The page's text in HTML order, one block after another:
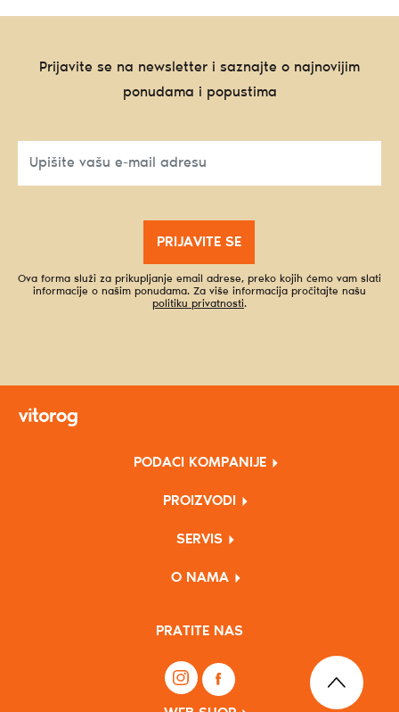
Prijavite se na newsletter i saznajte o najnovijim
ponudama i popustima
PRIJAVITE SE
Ova forma služi za prikupljanje email adrese, preko kojih ćemo vam slati
informacije o našim ponudama. Za više informacija pročitajte našu
politiku privatnosti.
PODACI KOMPANIJE
PROIZVODI
SERVIS
O NAMA
PRATITE NAS